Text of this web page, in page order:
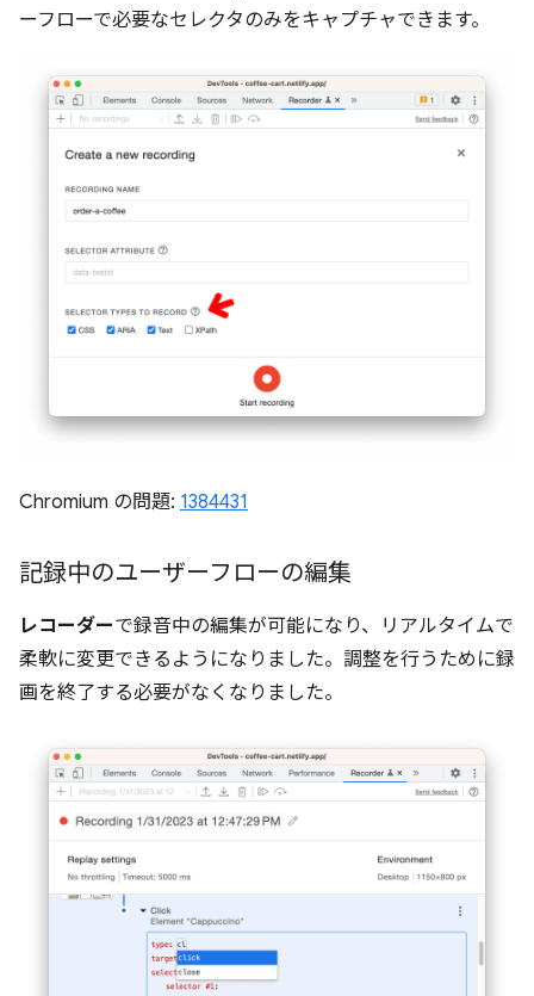
ーフローで必要なセレクタのみをキャプチャできます。
Chromium の問題: 1384431
記録中のユーザーフローの編集
レコーダーで録音中の編集が可能になり、リアルタイムで
柔軟に変更できるようになりました。調整を行うために録
画を終了する必要がなくなりました。